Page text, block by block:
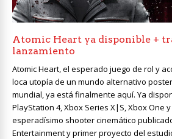
Atomic Heart ya disponible +
lanzamiento
Atomic Heart, el esperado juego de rol y
loca utopía de un mundo alternativo
mundial, ya está finalmente aquí. Ya
PlayStation 4, Xbox Series X|S, Xbox One
esperadísimo shooter cinemático
Entertainment y primer proyecto del